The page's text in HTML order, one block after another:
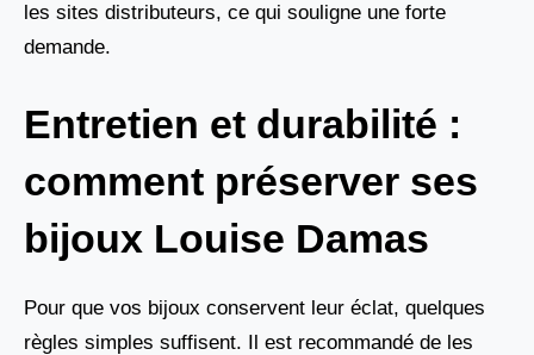
les sites distributeurs, ce qui souligne une forte
demande.
Entretien et durabilité :
comment préserver ses
bijoux Louise Damas
Pour que vos bijoux conservent leur éclat, quelques
règles simples suffisent. Il est recommandé de les